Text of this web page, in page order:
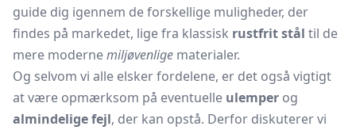
guide dig igennem de forskellige muligheder, der
findes på markedet, lige fra klassisk rustfrit stål til de
mere modernemiljøvenlige materialer.
Og selvom vi alle elsker fordelene, er det også vigtigt
at være opmærksom på eventuelle ulemper og
almindelige fejl, der kan opstå. Derfor diskuterer vi